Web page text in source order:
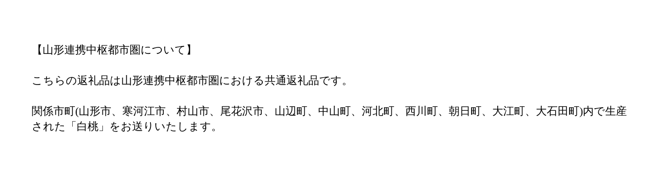
【山形連携中枢都市圏について】
こちらの返礼品は山形連携中枢都市圏における共通返礼品です。
関係市町(山形市、寒河江市、村山市、尾花沢市、山辺町、中山町、河北町、西川町、朝日町、大江町、大石田町)内で生産
された「白桃」をお送りいたします。